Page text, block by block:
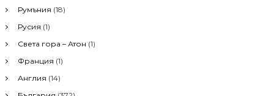
r
Румъния (18)
Русия (1)
Света гора – Атон (1)
Франция (1)
Англия (14)